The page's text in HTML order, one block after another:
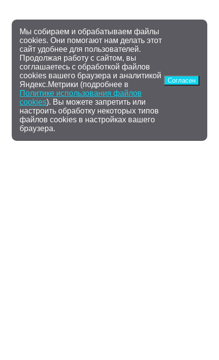
Мы собираем и обрабатываем файлы
cookies. Они помогают нам делать этот
сайт удобнее для пользователей.
Продолжая работу с сайтом, вы
соглашаетесь с обработкой файлов
cookies вашего браузера и аналитикой
Яндекс.Метрики (подробнее в
Политике использования файлов
cookies). Вы можете запретить или
настроить обработку некоторых типов
файлов cookies в настройках вашего
браузера.
Согласен